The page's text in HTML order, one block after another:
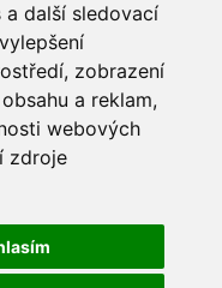
další sledovací
zobrazení
a reklam,
webových
zdroje